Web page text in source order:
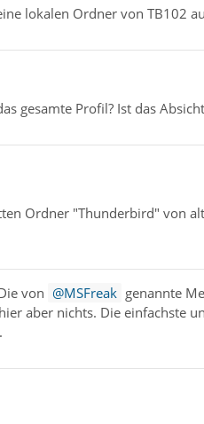
lokalen Ordner von TB102
gesamte Profil? Ist das
Ordner "Thunderbird" von
von MSFreak genannte
aber nichts. Die einfachste